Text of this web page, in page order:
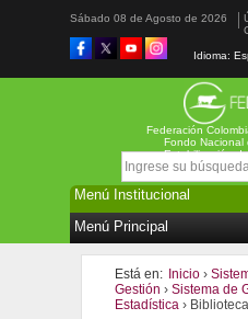
Sábado 08 de Agosto de 2026
Idioma:
Federación
Formulario
Fondo Nacional
Estabilización
Está en: Inicio›
Gestión › Sistema de
Estadística›